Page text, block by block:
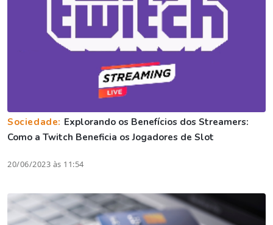
Sociedade: Explorando os Benefícios dos Streamers:
Como a Twitch Beneficia os Jogadores de Slot
20/06/2023 às 11:54